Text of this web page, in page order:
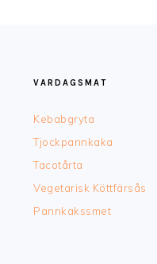
VARDAGSMAT
Kebabgryta
Tjockpannkaka
Tacotårta
Vegetarisk Köttfärsås
Pannkakssmet